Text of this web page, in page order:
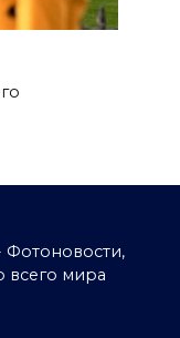
Фотоновости,
всего мира